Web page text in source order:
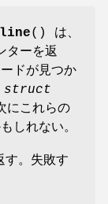
() は、
ターを返
ドが見つか
struct
にこれらの
しれない。
す。失敗す